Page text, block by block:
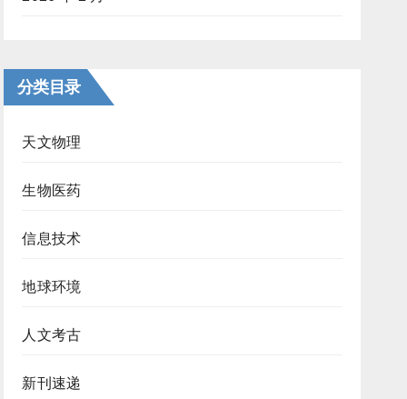
分类目录
天文物理
生物医药
信息技术
地球环境
人文考古
新刊速递